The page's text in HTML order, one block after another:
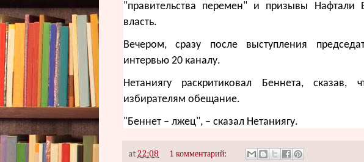
"правительства перемен" и призывы Нафтали
власть.
Вечером, сразу после выступления
интервью 20 каналу.
Нетаниягу раскритиковал Беннета,
избирателям обещание.
"Беннет – лжец", – сказал Нетаниягу.
at22:08 1 комментарий: